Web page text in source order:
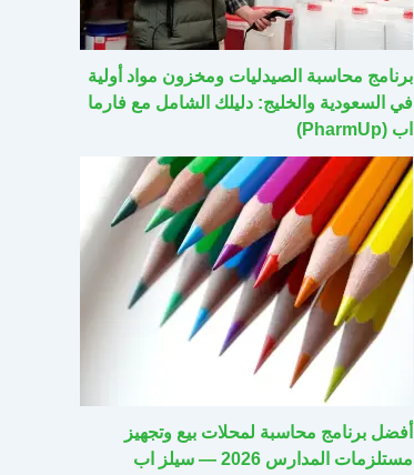
برنامج محاسبة الصيدليات ومخزون مواد أولية
في السعودية والخليج: دليلك الشامل مع فارما
اب (PharmUp)
أفضل برنامج محاسبة لمحلات بيع وتجهيز
مستلزمات المدارس 2026 — سيلز اب